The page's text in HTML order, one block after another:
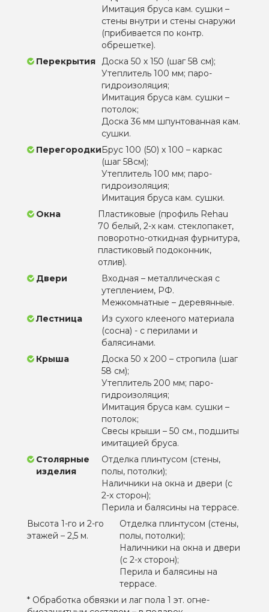
Имитация бруса кам. сушки –
стены внутри и стены снаружи
(прибивается по контр.
обрешетке).
Перекрытия
Доска 50 х 150 (шаг 58 см);
Утеплитель 100 мм; паро-
гидроизоляция;
Имитация бруса кам. сушки –
потолок;
Доска 36 мм шпунтованная кам.
сушки.
ПерегородкиБрус 100 (50) х 100 – каркас
(шаг 58см);
Утеплитель 100 мм; паро-
гидроизоляция;
Имитация бруса кам. сушки.
Окна
Пластиковые (профиль Rehau
70 белый, 2-х кам. стеклопакет,
поворотно-откидная фурнитура,
пластиковый подоконник,
отлив).
Двери
Входная – металлическая с
утеплением, РФ.
Межкомнатные – деревянные.
Лестница
Из сухого клееного материала
(сосна) - с перилами и
балясинами.
Крыша
Доска 50 х 200 – стропила (шаг
58 см);
Утеплитель 200 мм; паро-
гидроизоляция;
Имитация бруса кам. сушки –
потолок;
Свесы крыши – 50 см., подшиты
имитацией бруса.
Столярные
изделия
Отделка плинтусом (стены,
полы, потолки);
Наличники на окна и двери (с
2-х сторон);
Перила и балясины на террасе.
Высота 1-го и 2-го
этажей – 2,5 м.
Отделка плинтусом (стены,
полы, потолки);
Наличники на окна и двери
(с 2-х сторон);
Перила и балясины на
террасе.
* Обработка обвязки и лаг пола 1 эт. огне-